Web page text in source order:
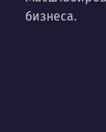
бизнеса.